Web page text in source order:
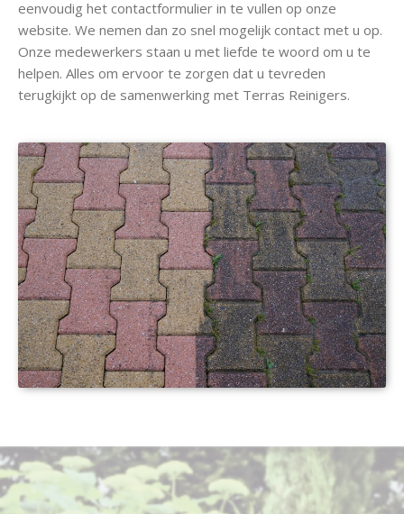
eenvoudig het contactformulier in te vullen op onze
website. We nemen dan zo snel mogelijk contact met u op.
Onze medewerkers staan u met liefde te woord om u te
helpen. Alles om ervoor te zorgen dat u tevreden
terugkijkt op de samenwerking met Terras Reinigers.